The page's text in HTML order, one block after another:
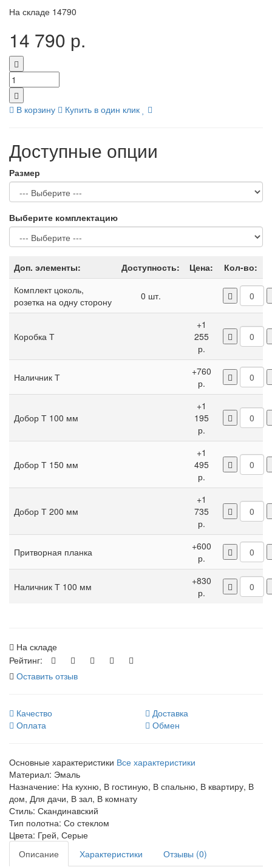
На складе 14790
14 790 р.
В корзину Купить в один клик
Доступные опции
Размер
Выберите комплектацию
Доп. элементы: Доступность: Цена:
Кол-во:
Комплект цоколь,
розетка на одну сторону
0 шт.
Коробка Т
+1
255
р.
Наличник Т
+760
р.
Добор Т 100 мм
+1
195
р.
Добор Т 150 мм
+1
495
р.
Добор Т 200 мм
+1
735
р.
Притворная планка
+600
р.
Наличник Т 100 мм
+830
р.
На складе
Рейтинг:
Оставить отзыв
Качество
Доставка
Оплата
Обмен
Основные характеристики Все характеристики
Материал: Эмаль
Назначение: На кухню, В гостиную, В спальню, В квартиру, В
дом, Для дачи, В зал, В комнату
Стиль: Скандинавский
Тип полотна: Со стеклом
Цвета: Грей, Серые
Описание
Характеристики
Отзывы (0)